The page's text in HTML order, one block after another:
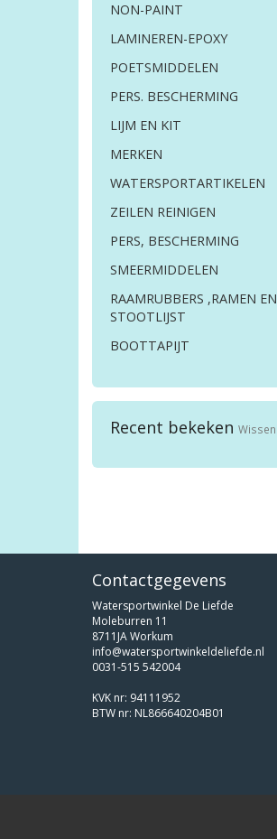
NON-PAINT
LAMINEREN-EPOXY
POETSMIDDELEN
PERS. BESCHERMING
LIJM EN KIT
MERKEN
WATERSPORTARTIKELEN
ZEILEN REINIGEN
PERS, BESCHERMING
SMEERMIDDELEN
RAAMRUBBERS ,RAMEN EN
STOOTLIJST
BOOTTAPIJT
Recent bekeken Wissen
Contactgegevens
Watersportwinkel De Liefde
Moleburren 11
8711JA Workum
info@watersportwinkeldeliefde.nl
0031-515 542004
KVK nr: 94111952
BTW nr: NL866640204B01